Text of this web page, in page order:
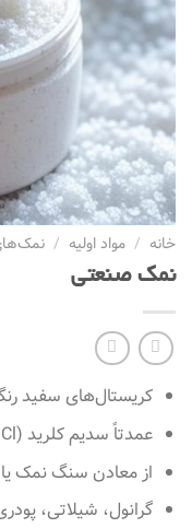
خانه / مواد اولیه /
نمک صنعتی
کریستال‌های سفید
عمدتاً سدیم کلرید (NaCl)
از معادن سنگ نمک
گرانول، شیلاتی،